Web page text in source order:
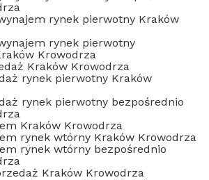
rynek pierwotny Kraków
rynek pierwotny
Krowodrza
Kraków Krowodrza
rynek pierwotny Kraków
rynek pierwotny bezpośrednio
Kraków Krowodrza
rynek wtórny Kraków Krowodrza
rynek wtórny bezpośrednio
Kraków Krowodrza